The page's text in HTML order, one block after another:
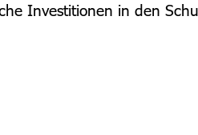
Investitionen in den